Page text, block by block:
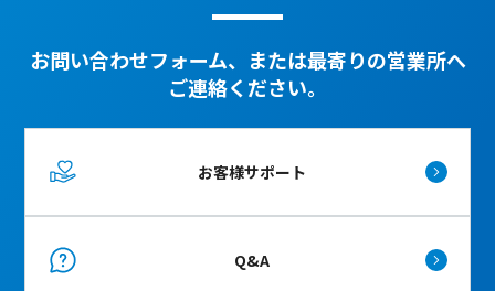
お問い合わせフォーム、または最寄りの営業所へ
ご連絡ください。
お客様サポート
Q&A